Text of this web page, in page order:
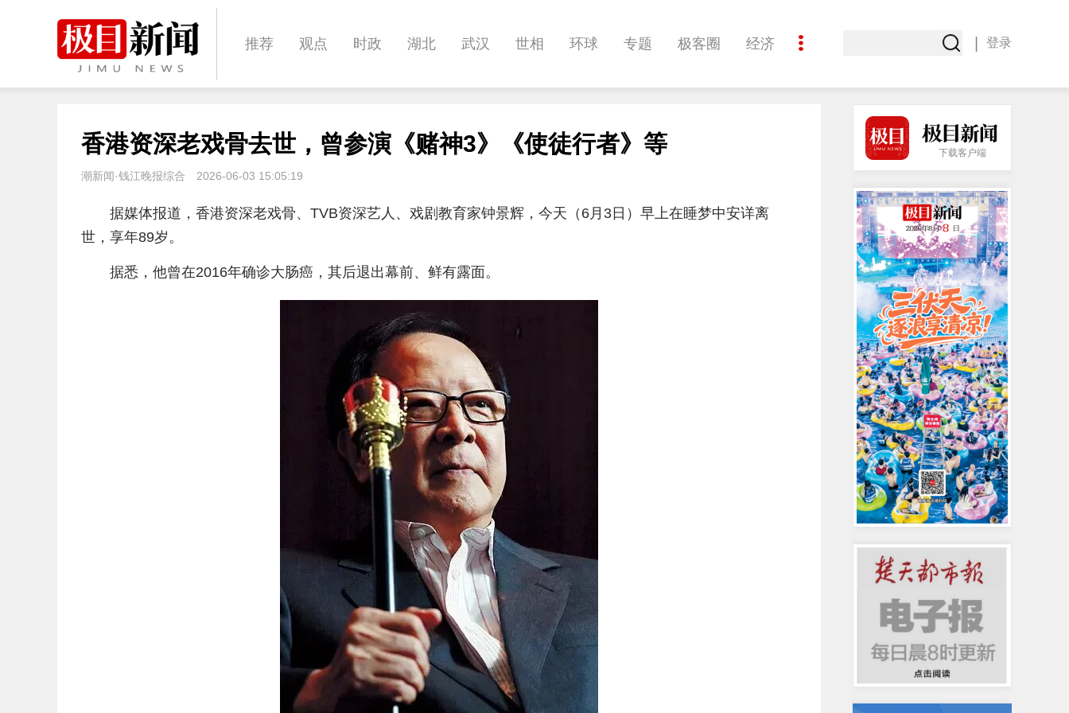
推荐 观点 时政 湖北 武汉 世相 环球 专题 极客圈 经济
体育 娱乐 影像 帅作文 International 职教院 酒道
登录
香港资深老戏骨去世，曾参演《赌神3》《使徒行者》等
潮新闻·钱江晚报综合 2026-06-03 15:05:19
据媒体报道， 香港资深老戏骨、TVB资深艺人、戏剧教育家钟景辉，今天（6月3日）早上在睡梦中安详离
世，享年89岁。
据悉，他曾在2016年确诊大肠癌，其后退出幕前、鲜有露面。
下载客户端